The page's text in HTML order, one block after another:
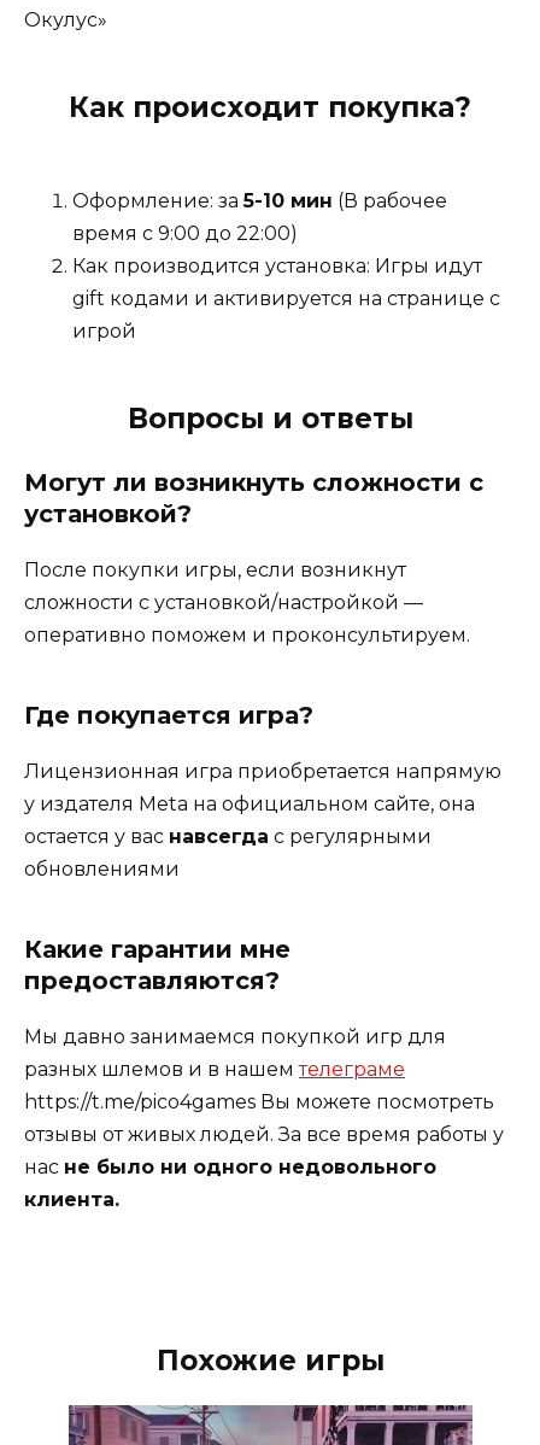
Окулус»
Как происходит покупка?
Оформление: за5-10 мин (В рабочее
время с 9:00 до 22:00)
Как производится установка: Игры идут
gift кодами и активируется на странице с
игрой
Вопросы и ответы
Могут ли возникнуть сложности с
установкой?
После покупки игры, если возникнут
сложности с установкой/настройкой —
оперативно поможем и проконсультируем.
Где покупается игра?
Лицензионная игра приобретается напрямую
у издателя Meta на официальном сайте, она
остается у вас навсегда с регулярными
обновлениями
Какие гарантии мне
предоставляются?
Мы давно занимаемся покупкой игр для
разных шлемов и в нашемтелеграме
https://t.me/pico4games Вы можете посмотреть
отзывы от живых людей. За все время работы у
нас не было ни одного недовольного
клиента.
Похожие игры